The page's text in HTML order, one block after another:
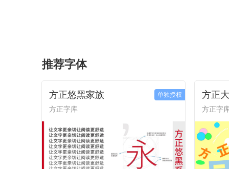
推荐字体
方正悠黑家族
方正字库
单独授权 方正
方正字